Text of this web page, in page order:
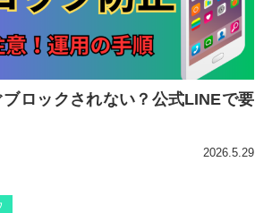
ブロックされない？公式LINEで要
2026.5.29